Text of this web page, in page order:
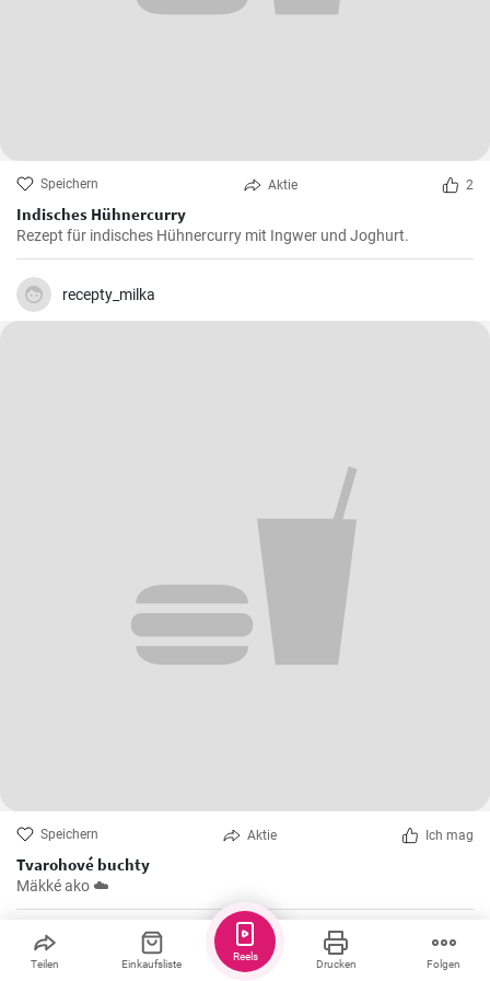
Speichern Aktie 2
Indisches Hühnercurry
Rezept für indisches Hühnercurry mit Ingwer und Joghurt.
recepty_milka
Speichern Aktie Ich mag
Tvarohové buchty
Mäkké ako ☁️
Teilen Einkaufsliste Drucken Folgen
Reels